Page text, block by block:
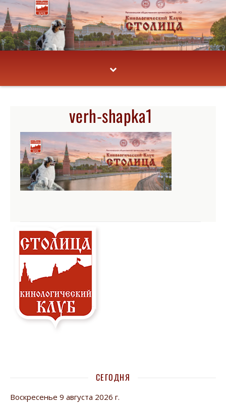
verh-shapka1
СЕГОДНЯ
Воскресенье 9 августа 2026 г.